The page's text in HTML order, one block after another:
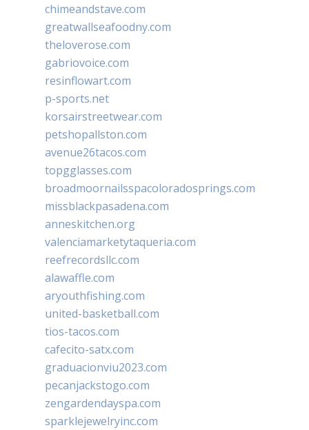
chimeandstave.com
greatwallseafoodny.com
theloverose.com
gabriovoice.com
resinflowart.com
p-sports.net
korsairstreetwear.com
petshopallston.com
avenue26tacos.com
topgglasses.com
broadmoornailsspacoloradosprings.com
missblackpasadena.com
anneskitchen.org
valenciamarketytaqueria.com
reefrecordsllc.com
alawaffle.com
aryouthfishing.com
united-basketball.com
tios-tacos.com
cafecito-satx.com
graduacionviu2023.com
pecanjackstogo.com
zengardendayspa.com
sparklejewelryinc.com